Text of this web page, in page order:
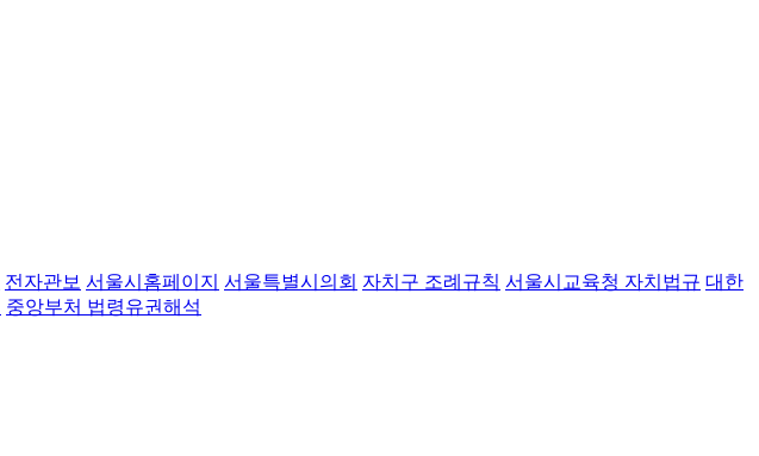
전자관보 서울시홈페이지 서울특별시의회 자치구 조례규칙 서울시교육청 자치법규 대한
중앙부처 법령유권해석